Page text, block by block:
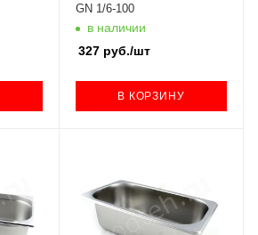
GN 1/6-100
в наличии
327руб./шт
В КОРЗИНУ